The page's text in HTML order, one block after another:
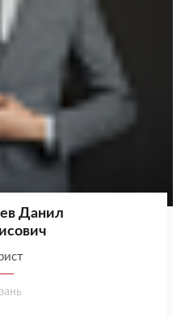
Данил